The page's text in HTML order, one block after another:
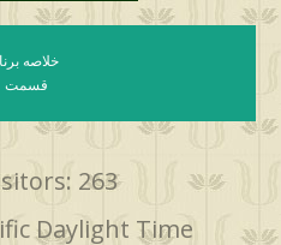
خلاصه
قسمت ۹۶۱
263
Daylight Time